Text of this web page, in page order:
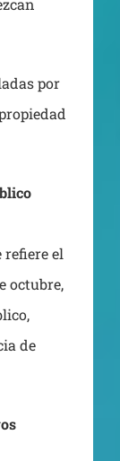
por
refiere el
octubre,
de